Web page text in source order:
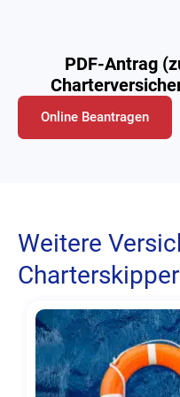
PDF-Antrag
Online Beantragen
Weitere